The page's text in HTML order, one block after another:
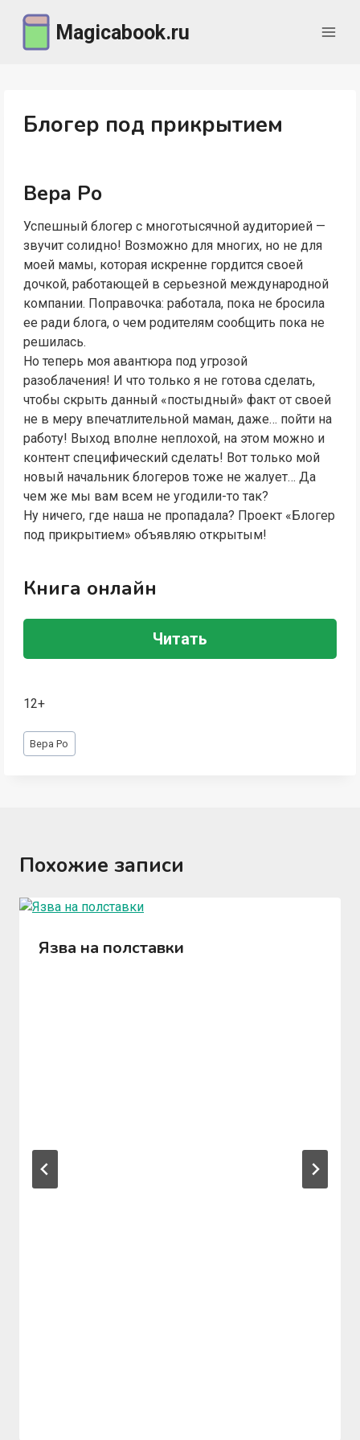
содержимому
Magicabook.ru
Блогер под прикрытием
Вера Ро
Успешный блогер с многотысячной аудиторией —
звучит солидно! Возможно для многих, но не для
моей мамы, которая искренне гордится своей
дочкой, работающей в серьезной международной
компании. Поправочка: работала, пока не бросила
ее ради блога, о чем родителям сообщить пока не
решилась.
Но теперь моя авантюра под угрозой
разоблачения! И что только я не готова сделать,
чтобы скрыть данный «постыдный» факт от своей
не в меру впечатлительной маман, даже… пойти на
работу! Выход вполне неплохой, на этом можно и
контент специфический сделать! Вот только мой
новый начальник блогеров тоже не жалует… Да
чем же мы вам всем не угодили-то так?
Ну ничего, где наша не пропадала? Проект «Блогер
под прикрытием» объявляю открытым!
Книга онлайн
Читать
12+
Метки
записи:
Вера Ро
Похожие записи
Язва на полставки